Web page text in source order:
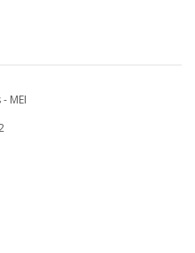
MEI